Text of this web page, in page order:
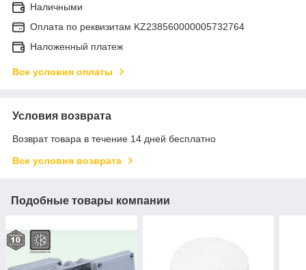
Наличными
Оплата по реквизитам KZ238560000005732764
Наложенный платеж
Все условия оплаты
Условия возврата
Возврат товара в течение 14 дней бесплатно
Все условия возврата
Подобные товары компании